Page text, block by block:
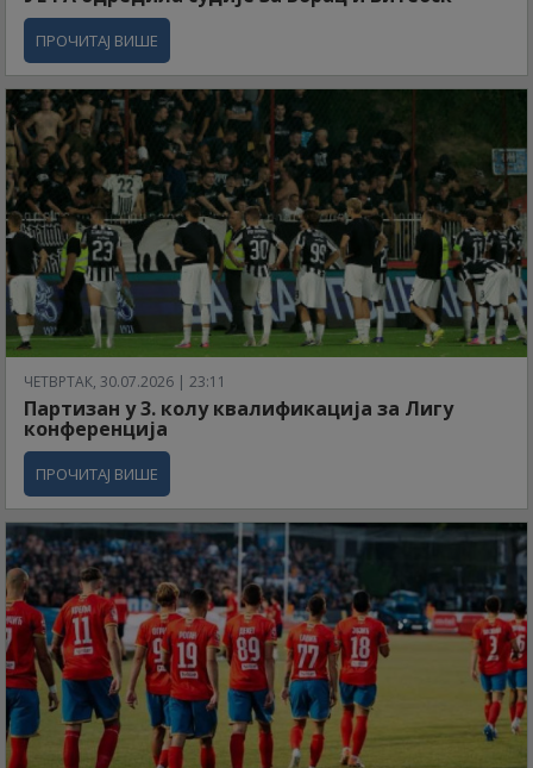
ПРОЧИТАЈ ВИШЕ
ЧЕТВРТАК, 30.07.2026 | 23:11
Партизан у 3. колу квалификација за Лигу
конференција
ПРОЧИТАЈ ВИШЕ